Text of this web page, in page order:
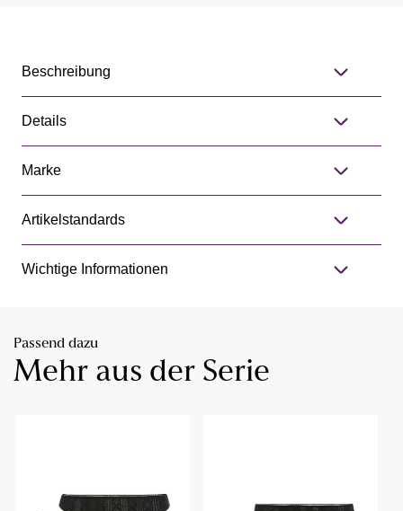
Beschreibung
Details
Marke
Artikelstandards
Wichtige Informationen
Passend dazu
Mehr aus der Serie